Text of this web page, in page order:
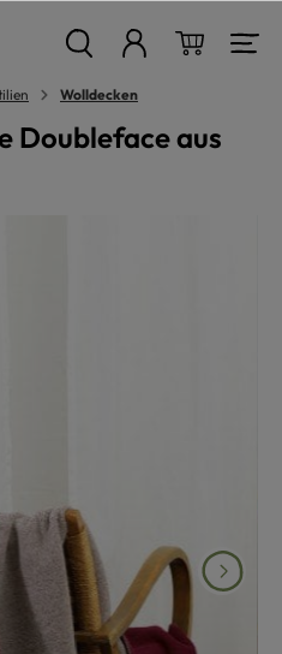
Wolldecken
Doubleface aus